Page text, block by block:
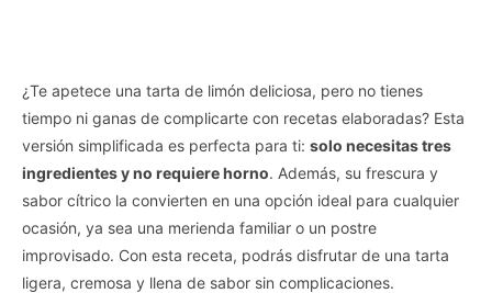
¿Te apetece una tarta de limón deliciosa, pero no tienes
tiempo ni ganas de complicarte con recetas elaboradas? Esta
versión simplificada es perfecta para ti: solo necesitas tres
ingredientes y no requiere horno. Además, su frescura y
sabor cítrico la convierten en una opción ideal para cualquier
ocasión, ya sea una merienda familiar o un postre
improvisado. Con esta receta, podrás disfrutar de una tarta
ligera, cremosa y llena de sabor sin complicaciones.